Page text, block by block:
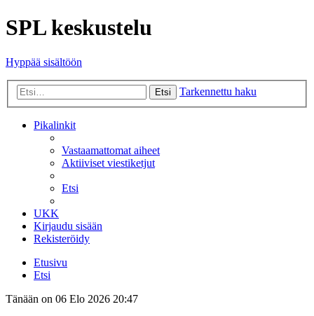
SPL keskustelu
Hyppää sisältöön
Etsi Tarkennettu haku
Pikalinkit
Vastaamattomat aiheet
Aktiiviset viestiketjut
Etsi
UKK
Kirjaudu sisään
Rekisteröidy
Etusivu
Etsi
Tänään on 06 Elo 2026 20:47